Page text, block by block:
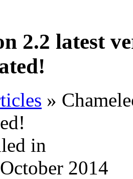
2.2 latest
»
in
2014